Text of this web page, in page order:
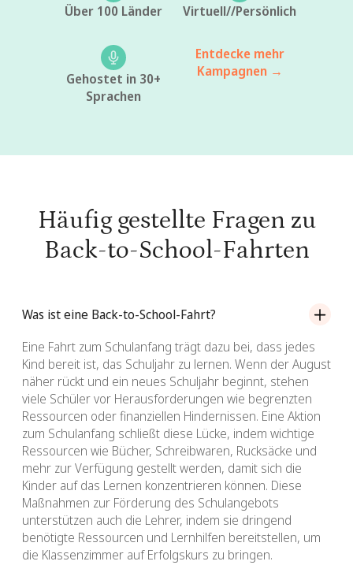
Über 100 Länder Virtuell//Persönlich
Gehostet in 30+
Sprachen
Entdecke mehr
Kampagnen →
Häufig gestellte Fragen zu
Back-to-School-Fahrten
Was ist eine Back-to-School-Fahrt?
Eine Fahrt zum Schulanfang trägt dazu bei, dass jedes
Kind bereit ist, das Schuljahr zu lernen. Wenn der August
näher rückt und ein neues Schuljahr beginnt, stehen
viele Schüler vor Herausforderungen wie begrenzten
Ressourcen oder finanziellen Hindernissen. Eine Aktion
zum Schulanfang schließt diese Lücke, indem wichtige
Ressourcen wie Bücher, Schreibwaren, Rucksäcke und
mehr zur Verfügung gestellt werden, damit sich die
Kinder auf das Lernen konzentrieren können. Diese
Maßnahmen zur Förderung des Schulangebots
unterstützen auch die Lehrer, indem sie dringend
benötigte Ressourcen und Lernhilfen bereitstellen, um
die Klassenzimmer auf Erfolgskurs zu bringen.